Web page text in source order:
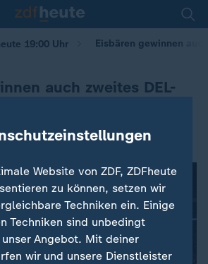
19:00 Uhr Eisbären gewinnen
auch zweites DEL-
Website von ZDF, ZDFheute
zu können, setzen wir
Techniken ein. Einige
Techniken sind unbedingt
Angebot. Mit deiner
wir und unsere Dienstleister